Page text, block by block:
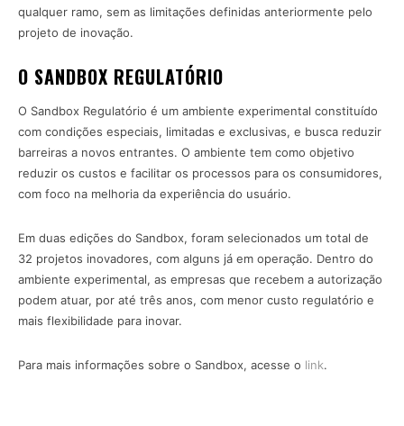
qualquer ramo, sem as limitações definidas anteriormente pelo
projeto de inovação.
O SANDBOX REGULATÓRIO
O Sandbox Regulatório é um ambiente experimental constituído
com condições especiais, limitadas e exclusivas, e busca reduzir
barreiras a novos entrantes. O ambiente tem como objetivo
reduzir os custos e facilitar os processos para os consumidores,
com foco na melhoria da experiência do usuário.
Em duas edições do Sandbox, foram selecionados um total de
32 projetos inovadores, com alguns já em operação. Dentro do
ambiente experimental, as empresas que recebem a autorização
podem atuar, por até três anos, com menor custo regulatório e
mais flexibilidade para inovar.
Para mais informações sobre o Sandbox, acesse o link.